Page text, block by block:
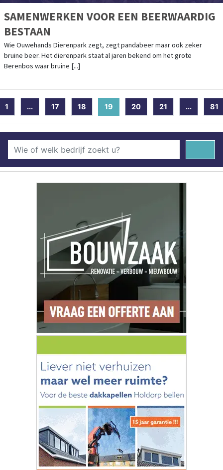
SAMENWERKEN VOOR EEN BEERWAARDIG
BESTAAN
Wie Ouwehands Dierenpark zegt, zegt pandabeer maar ook zeker
bruine beer. Het dierenpark staat al jaren bekend om het grote
Berenbos waar bruine [...]
1 ... 17 18 19 (current)
20 21 ... 81